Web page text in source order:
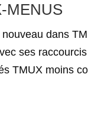
MENUS
dans
ses
TMUX moins